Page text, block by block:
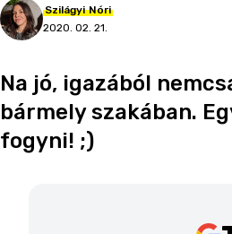
Szilágyi Nóri
2020. 02. 21.
Na jó, igazából
bármely szakában.
fogyni! ;)